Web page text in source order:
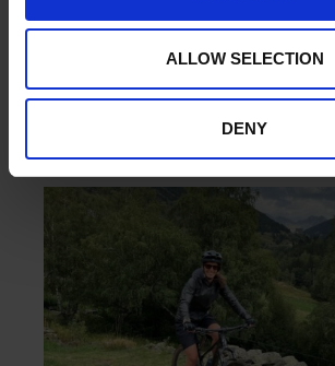
ALLOW SELECTION
DENY
Andorra,Refugi de muntanya a
muntanya a Andorra ,Senderisme a
a Andorra @ca,Trekking a Andorra
Vallnord @ca